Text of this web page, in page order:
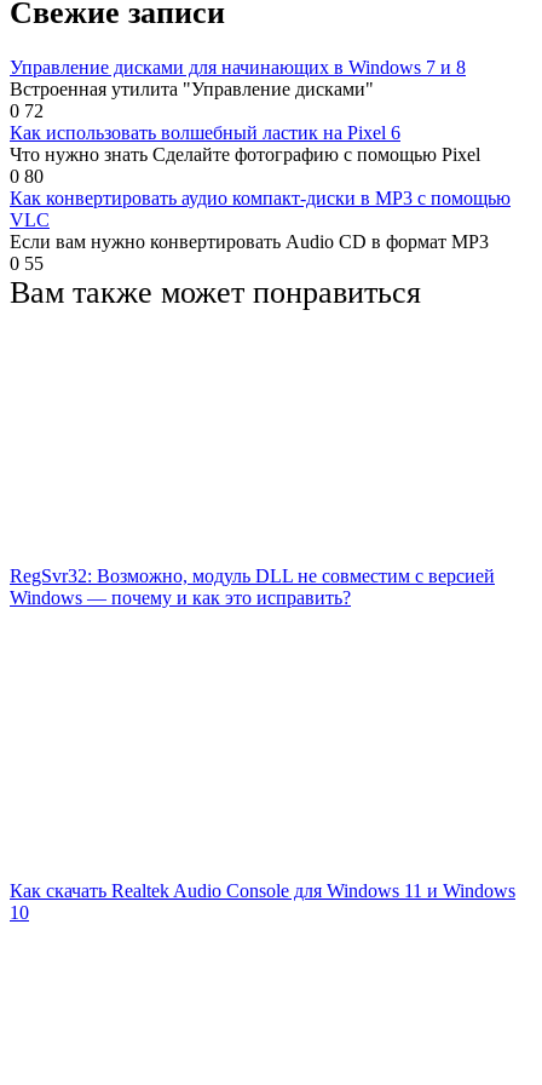
Свежие записи
Управление дисками для начинающих в Windows 7 и 8
Встроенная утилита "Управление дисками"
0 72
Как использовать волшебный ластик на Pixel 6
Что нужно знать Сделайте фотографию с помощью Pixel
0 80
Как конвертировать аудио компакт-диски в MP3 с помощью
VLC
Если вам нужно конвертировать Audio CD в формат MP3
0 55
Вам также может понравиться
RegSvr32: Возможно, модуль DLL не совместим с версией
Windows — почему и как это исправить?
Как скачать Realtek Audio Console для Windows 11 и Windows
10